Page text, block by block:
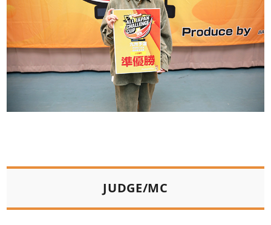
JUDGE/MC